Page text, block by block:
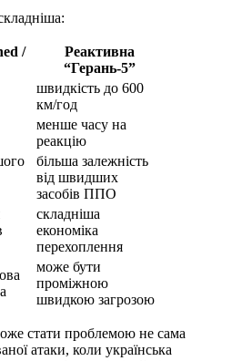
/
Реактивна
“Герань-5”
швидкість до 600
км/год
менше часу на
реакцію
більша залежність
від швидших
засобів ППО
складніша
економіка
перехоплення
може бути
проміжною
швидкою загрозою
стати проблемою не сама
атаки, коли українська